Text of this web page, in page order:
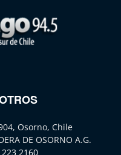
Osorno, Chile
DE OSORNO A.G.
2160